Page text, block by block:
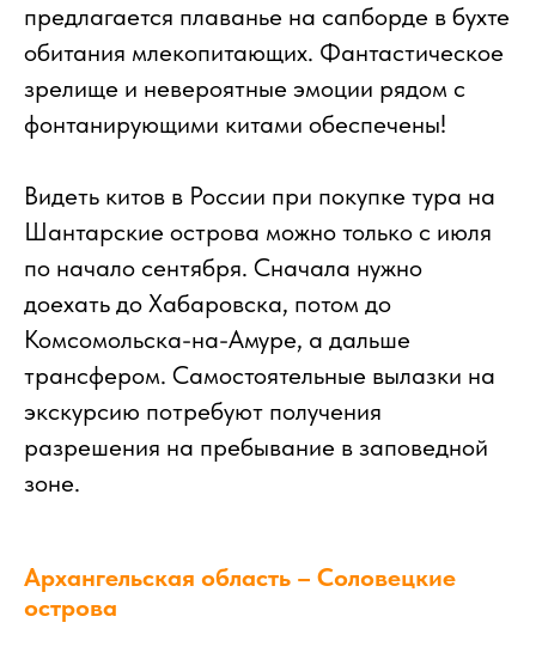
предлагается плаванье на сапборде в бухте
обитания млекопитающих. Фантастическое
зрелище и невероятные эмоции рядом с
фонтанирующими китами обеспечены!
Видеть китов в России при покупке тура на
Шантарские острова можно только с июля
по начало сентября. Сначала нужно
доехать до Хабаровска, потом до
Комсомольска-на-Амуре, а дальше
трансфером. Самостоятельные вылазки на
экскурсию потребуют получения
разрешения на пребывание в заповедной
зоне.
Архангельская область – Соловецкие
острова